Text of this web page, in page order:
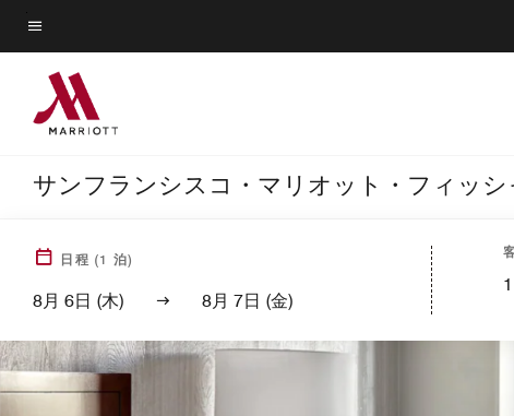
Skip
to
main
content
メニューのテキスト
サンフランシスコ・マリオット・フィッ
日程 (1 泊)
8月 6日 (木) 8月 7日 (金)
1